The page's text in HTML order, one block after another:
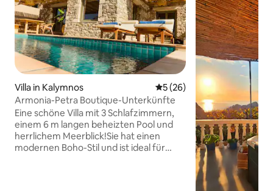
Villa in Kalymnos Durchschnittliche
5 (26)
Armonia-Petra Boutique-Unterkünfte
Eine schöne Villa mit 3 Schlafzimmern,
einem 6 m langen beheizten Pool und
herrlichem Meerblick!Sie hat einen
modernen Boho-Stil und ist ideal für